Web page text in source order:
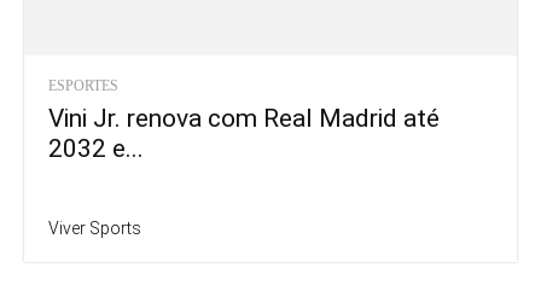
ESPORTES
Vini Jr. renova com Real Madrid até
2032 e...
Viver Sports